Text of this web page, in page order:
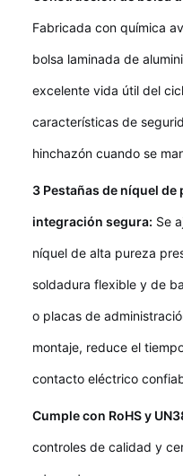
Fabricada con química
bolsa laminada de
excelente vida útil del
características de
hinchazón cuando se
3 Pestañas de níquel
integración segura: Se
níquel de alta pureza
soldadura flexible y de
o placas de
montaje, reduce el
contacto eléctrico
Cumple con RoHS y
controles de calidad y